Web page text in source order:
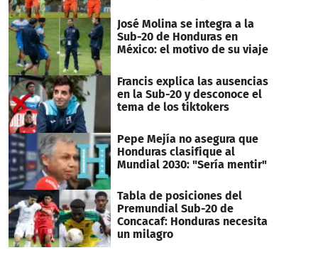
José Molina se integra a la
Sub-20 de Honduras en
México: el motivo de su viaje
Francis explica las ausencias
en la Sub-20 y desconoce el
tema de los tiktokers
Pepe Mejía no asegura que
Honduras clasifique al
Mundial 2030: "Sería mentir"
Tabla de posiciones del
Premundial Sub-20 de
Concacaf: Honduras necesita
un milagro